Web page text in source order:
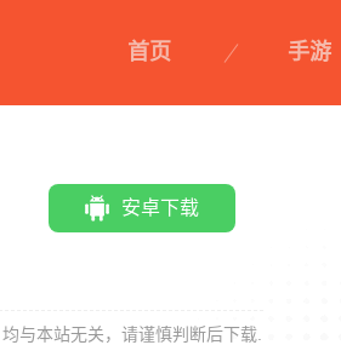
首页 手游
安卓下载
与本站无关，请谨慎判断后下载.
美易 mn视频剪辑 OldRoll复古胶